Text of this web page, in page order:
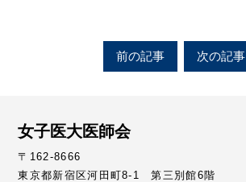
前の記事 次の記事
女子医大医師会
〒162-8666
東京都新宿区河田町8-1 第三別館6階